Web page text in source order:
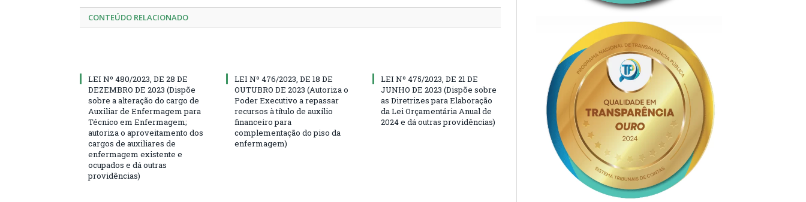
CONTEÚDO RELACIONADO
LEI Nº 480/2023, DE 28 DE
DEZEMBRO DE 2023 (Dispõe
sobre a alteração do cargo de
Auxiliar de Enfermagem para
Técnico em Enfermagem;
autoriza o aproveitamento dos
cargos de auxiliares de
enfermagem existente e
ocupados e dá outras
providências)
LEI Nº 476/2023, DE 18 DE
OUTUBRO DE 2023 (Autoriza o
Poder Executivo a repassar
recursos à título de auxílio
financeiro para
complementação do piso da
enfermagem)
LEI Nº 475/2023, DE 21 DE
JUNHO DE 2023 (Dispõe sobre
as Diretrizes para Elaboração
da Lei Orçamentária Anual de
2024 e dá outras providências)